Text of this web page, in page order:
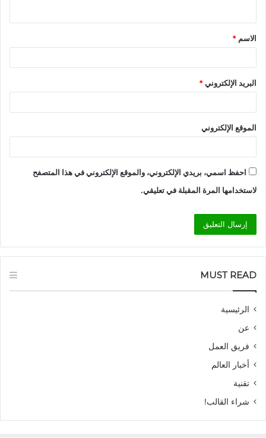
ق
*
الاسم *
البريد الإلكتروني*
الموقع الإلكتروني
احفظ اسمي، بريدي الإلكتروني، والموقع الإلكتروني في هذا المتصفح
لاستخدامها المرة المقبلة في تعليقي.
MUST READ
الرئيسية
عن
فريق العمل
أخبار العالم
تقنية
شراء القالب!